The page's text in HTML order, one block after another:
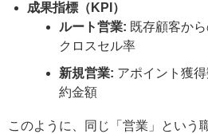
成果指標（KPI）
ルート営業: 既存顧客か
クロスセル率
新規営業: アポイント獲
約金額
このように、同じ「営業」という